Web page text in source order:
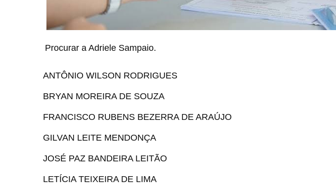
Procurar a Adriele Sampaio.
ANTÔNIO WILSON RODRIGUES
BRYAN MOREIRA DE SOUZA
FRANCISCO RUBENS BEZERRA DE ARAÚJO
GILVAN LEITE MENDONÇA
JOSÉ PAZ BANDEIRA LEITÃO
LETÍCIA TEIXEIRA DE LIMA